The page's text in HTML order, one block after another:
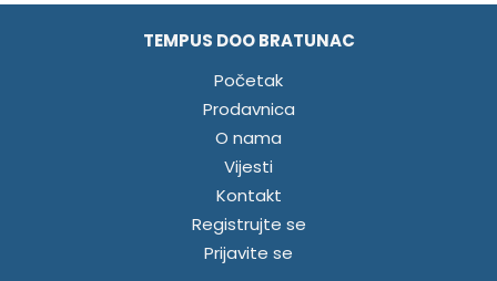
TEMPUS DOO BRATUNAC
Početak
Prodavnica
O nama
Vijesti
Kontakt
Registrujte se
Prijavite se